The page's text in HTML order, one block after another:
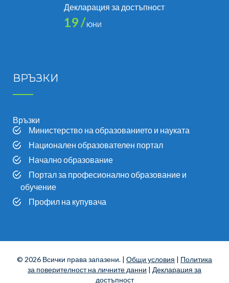
Декларация за достъпност
19 / ЮНИ
ВРЪЗКИ
Връзки
Министерство на образованието и науката
Национален образователен портал
Начално образование
Портал за професионално образование и
обучение
Профил на купувача
© 2026 Всички права запазени. | Общи условия | Политика
за поверителност на личните данни | Декларация за
достъпност